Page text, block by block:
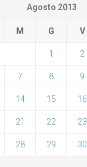
Agosto 2013
M G V
1 2
7 8 9
14 15 16
21 22 23
28 29 30